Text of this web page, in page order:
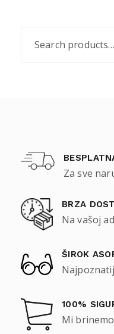
Za sve
BRZA
Na vašoj
ŠIROK
100%
Mi